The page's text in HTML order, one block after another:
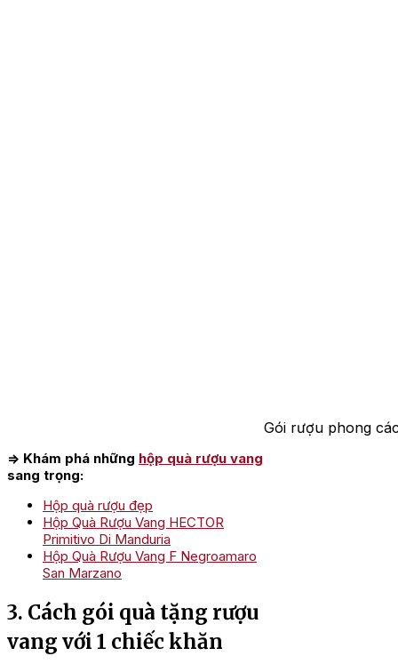
Gói rượu phong
=> Khám phá những hộp quà rượu vang
sang trọng:
Hộp quà rượu đẹp
Hộp Quà Rượu Vang HECTOR
Primitivo Di Manduria
Hộp Quà Rượu Vang F Negroamaro
San Marzano
3. Cách gói quà tặng rượu
vang với 1 chiếc khăn